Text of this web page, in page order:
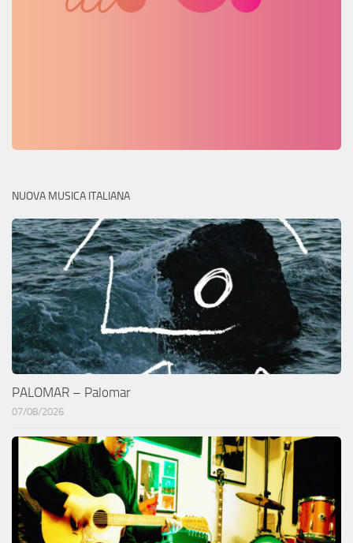
NUOVA MUSICA ITALIANA
PALOMAR – Palomar
07/08/2026